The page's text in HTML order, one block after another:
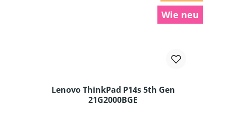
Wie neu
Lenovo ThinkPad P14s 5th Gen
21G2000BGE